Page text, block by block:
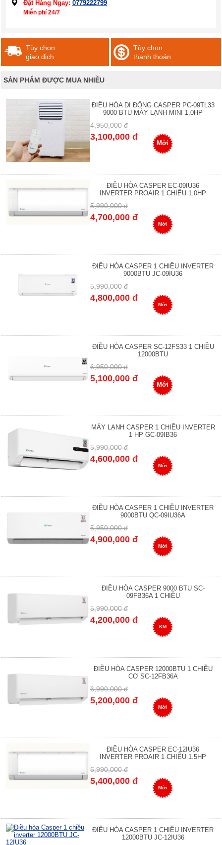
Đặt Hàng Ngay: 0779222799
Miễn phí 24/7
Tùy chọn
giao dịch
Tùy chọn
thanh thoán
SẢN PHẨM ĐƯỢC MUA NHIỀU
ĐIỀU HÒA DI ĐỘNG CASPER PC-09TL33
9000 BTU MÁY LẠNH MINI 1.0HP
4,950,000 đ
3,100,000 đ
Mới
ĐIỀU HÒA CASPER EC-09IU36
INVERTER PROAIR 1 CHIỀU 1.0HP
5,990,000 đ
4,700,000 đ
Mới
ĐIỀU HÒA CASPER 1 CHIỀU INVERTER
9000BTU JC-09IU36
5,990,000 đ
4,800,000 đ
Mới
ĐIỀU HÒA CASPER SC-12FS33 1 CHIỀU
12000BTU
6,950,000 đ
5,100,000 đ
Mới
MÁY LẠNH CASPER 1 CHIỀU INVERTER
1 HP GC-09IB36
5,990,000 đ
4,600,000 đ
Mới
ĐIỀU HÒA CASPER 1 CHIỀU INVERTER
9000BTU QC-09IU36A
5,950,000 đ
4,900,000 đ
Mới
ĐIỀU HÒA CASPER 9000 BTU SC-
09FB36A 1 CHIỀU
5,990,000 đ
4,200,000 đ
KM
ĐIỀU HÒA CASPER 12000BTU 1 CHIỀU
CƠ SC-12FB36A
6,990,000 đ
5,200,000 đ
Mới
ĐIỀU HÒA CASPER EC-12IU36
INVERTER PROAIR 1 CHIỀU 1.5HP
6,990,000 đ
5,400,000 đ
Mới
ĐIỀU HÒA CASPER 1 CHIỀU INVERTER
12000BTU JC-12IU36